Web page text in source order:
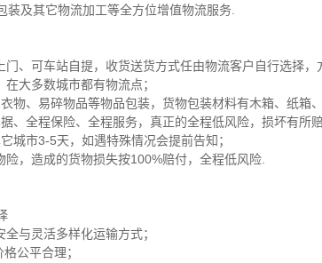
及其它物流加工等全方位增值物流服务.
、可车站自提，收货送货方式任由物流客户自行选择，
大多数城市都有物流点；
物、易碎物品等物品包装，货物包装材料有木箱、纸箱
、全程保险、全程服务，真正的全程低风险，损坏有所
城市3-5天，如遇特殊情况会提前告知；
，造成的货物损失按100%赔付，全程低风险.
与灵活多样化运输方式；
公平合理；